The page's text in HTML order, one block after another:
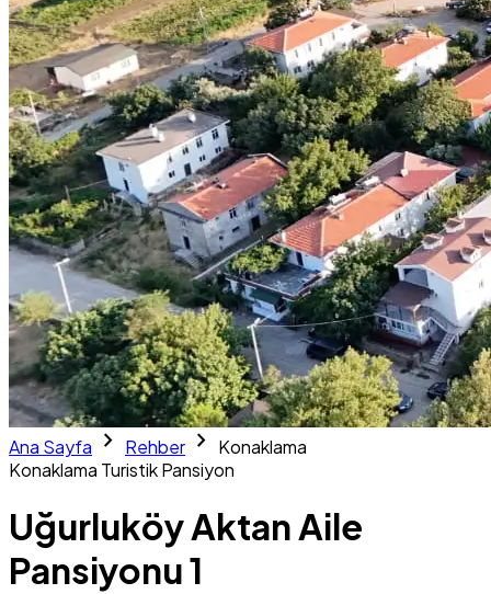
Ana Sayfa chevron_right Rehber chevron_right Konaklama
Konaklama Turistik Pansiyon
Uğurluköy Aktan Aile
Pansiyonu 1